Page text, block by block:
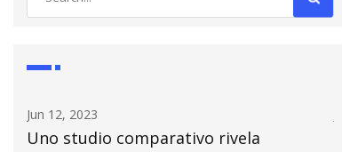
Jul 14, 2023
Affrontare 8 malintesi comuni sulla